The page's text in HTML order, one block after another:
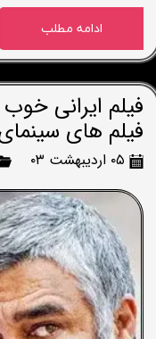
ادامه مطلب
فیلم ایرانی
فیلم های سینمای
۰۵ اردیبهشت ۰۳